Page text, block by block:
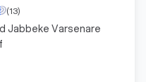
(13)
Jabbeke Varsenare